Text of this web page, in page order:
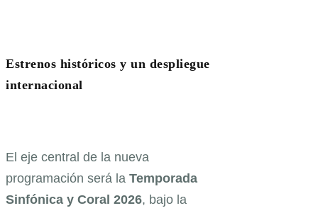
Estrenos históricos y un despliegue
internacional
El eje central de la nueva
programación será la Temporada
Sinfónica y Coral 2026, bajo la